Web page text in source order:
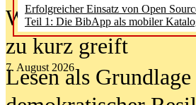
Erfolgreicher Einsatz von Open
Teil 1: Die BibApp als mobiler
7. August 2026
Warum die Debatte
zu kurz greift
Lesen als Grundlage